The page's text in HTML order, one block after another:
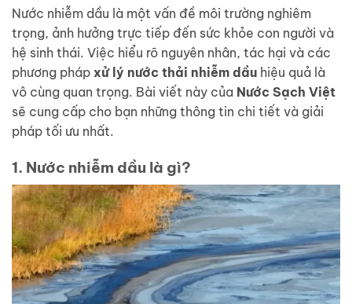
Nước nhiễm dầu là một vấn đề môi trường nghiêm
trọng, ảnh hưởng trực tiếp đến sức khỏe con người và
hệ sinh thái. Việc hiểu rõ nguyên nhân, tác hại và các
phương pháp xử lý nước thải nhiễm dầu hiệu quả là
vô cùng quan trọng. Bài viết này của Nước Sạch Việt
sẽ cung cấp cho bạn những thông tin chi tiết và giải
pháp tối ưu nhất.
1. Nước nhiễm dầu là gì?